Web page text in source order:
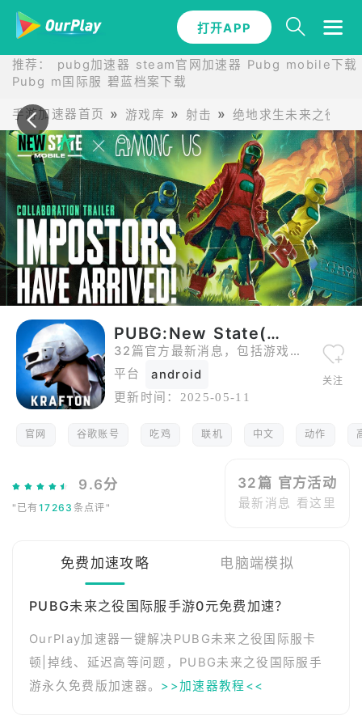
打开APP
推荐： pubg加速器 steam官网加速器 Pubg mobile下载
Pubg m国际服 碧蓝档案下载
手游加速器首页 游戏库 射击 绝地求生未来之役
PUBG:New State(绝地求生:未来之役)最新新闻
32篇官方最新消息，包括游戏最新活动公告、更新日志、赛事庆典等内容。
平台
android
更新时间： 2025-05-11
关注
官网 谷歌账号 吃鸡 联机 中文 动作
9.6分
"已有17263 条点评"
32篇 官方活动
最新消息 看这里
免费加速攻略 电脑端模拟
PUBG未来之役国际服手游0元免费加速？
OurPlay加速器一键解决PUBG未来之役国际服卡
顿|掉线、延迟高等问题，PUBG未来之役国际服手
游永久免费版加速器。 >>加速器教程<<